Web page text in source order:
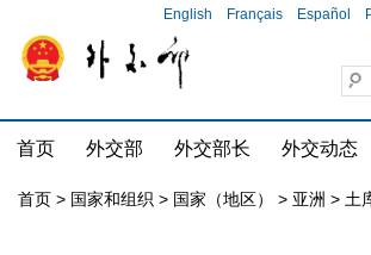
English Français Español
首页 外交部 外交部长 外交动态
首页 > 国家和组织 > 国家（地区） > 亚洲 > 土